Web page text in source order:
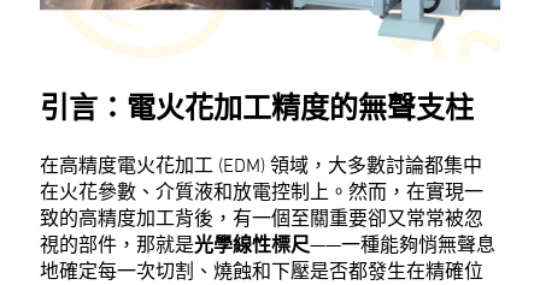
引言：電火花加工精度的無聲支柱
在高精度電火花加工 (EDM) 領域，大多數討論都集中
在火花參數、介質液和放電控制上。然而，在實現一
致的高精度加工背後，有一個至關重要卻又常常被忽
視的部件，那就是光學線性標尺——一種能夠悄無聲息
地確定每一次切割、燒蝕和下壓是否都發生在精確位